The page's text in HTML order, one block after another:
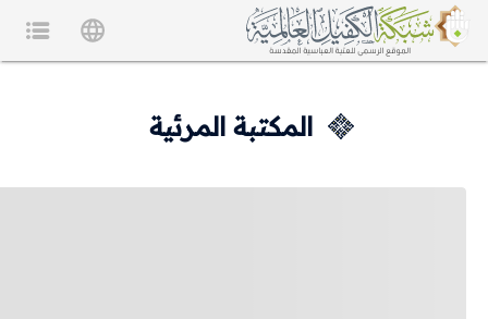
المكتبة المرئية